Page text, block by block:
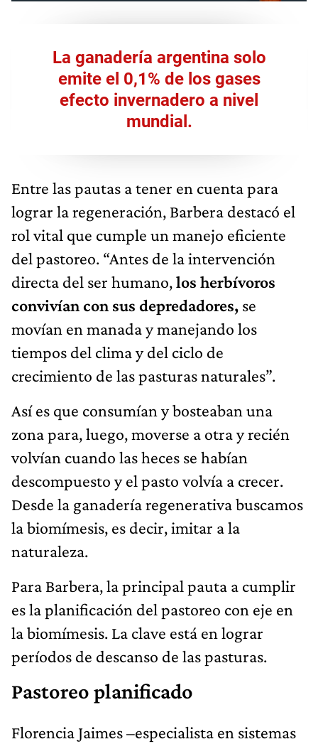
La ganadería argentina solo
emite el 0,1% de los gases
efecto invernadero a nivel
mundial.
Entre las pautas a tener en cuenta para
lograr la regeneración, Barbera destacó el
rol vital que cumple un manejo eficiente
del pastoreo. “Antes de la intervención
directa del ser humano,los herbívoros
convivían con sus depredadores, se
movían en manada y manejando los
tiempos del clima y del ciclo de
crecimiento de las pasturas naturales”.
Así es que consumían y bosteaban una
zona para, luego, moverse a otra y recién
volvían cuando las heces se habían
descompuesto y el pasto volvía a crecer.
Desde la ganadería regenerativa buscamos
la biomímesis, es decir, imitar a la
naturaleza.
Para Barbera, la principal pauta a cumplir
es la planificación del pastoreo con eje en
la biomímesis. La clave está en lograr
períodos de descanso de las pasturas.
Pastoreo planificado
Florencia Jaimes –especialista en sistemas